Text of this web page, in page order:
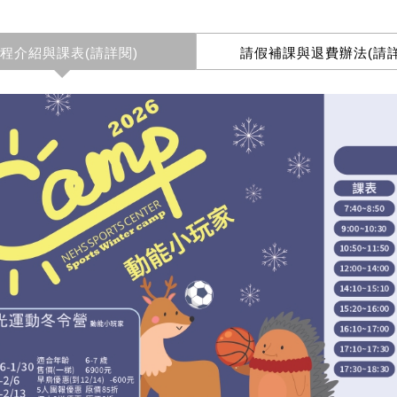
介紹與課表(請詳閱) 請假補課與退費辦法(請